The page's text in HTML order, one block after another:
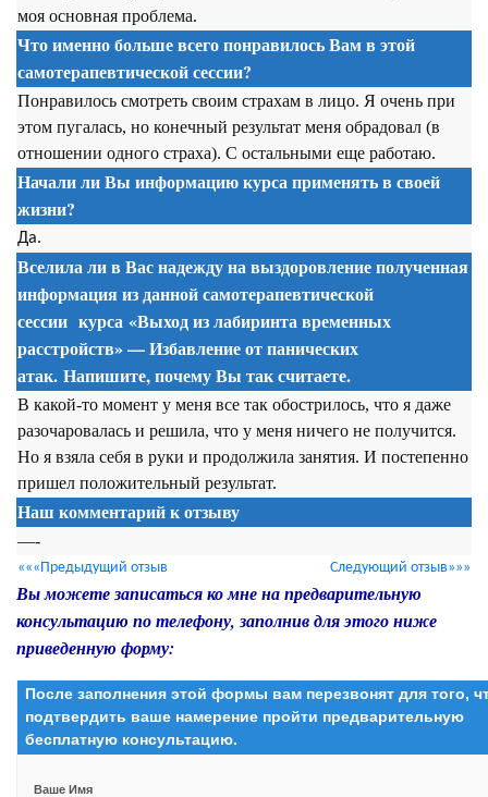
моя основная проблема.
Что именно больше всего понравилось Вам в этой
самотерапевтической сессии?
Понравилось смотреть своим страхам в лицо. Я очень при
этом пугалась, но конечный результат меня обрадовал (в
отношении одного страха). С остальными еще работаю.
Начали ли Вы информацию курса применять в своей
жизни?
Да.
Вселила ли в Вас надежду на выздоровление полученная
информация из даннойсамотерапевтической
сессии курса «Выход из лабиринта временных
расстройств» — Избавление от панических
атак. Напишите, почему Вы так считаете.
В какой-то момент у меня все так обострилось, что я даже
разочаровалась и решила, что у меня ничего не получится.
Но я взяла себя в руки и продолжила занятия. И постепенно
пришел положительный результат.
Наш комментарий к отзыву
—-
«««Предыдущий отзыв Следующий отзыв»»»
Вы можете записаться ко мне на предварительную
консультацию по телефону, заполнив для этого ниже
приведенную форму:
После заполнения этой формы вам перезвонят для того,
подтвердить ваше намерение пройти предварительную
бесплатную консультацию.
Ваше Имя